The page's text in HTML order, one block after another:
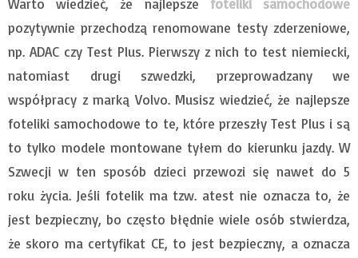
Warto wiedzieć, że najlepsze foteliki samochodowe
pozytywnie przechodzą renomowane testy zderzeniowe,
np. ADAC czy Test Plus. Pierwszy z nich to test niemiecki,
natomiast drugi szwedzki, przeprowadzany we
współpracy z marką Volvo. Musisz wiedzieć, że najlepsze
foteliki samochodowe to te, które przeszły Test Plus i są
to tylko modele montowane tyłem do kierunku jazdy. W
Szwecji w ten sposób dzieci przewozi się nawet do 5
roku życia. Jeśli fotelik ma tzw. atest nie oznacza to, że
jest bezpieczny, bo często błędnie wiele osób stwierdza,
że skoro ma certyfikat CE, to jest bezpieczny, a oznacza